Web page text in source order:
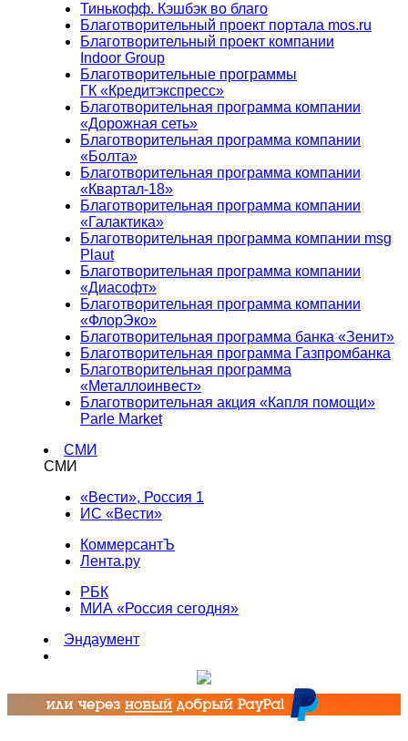
Тинькофф. Кэшбэк во благо
Благотворительный проект портала mos.ru
Благотворительный проект компании
Indoor Group
Благотворительные программы
ГК «Кредитэкспресс»
Благотворительная программа компании
«Дорожная сеть»
Благотворительная программа компании
«Болта»
Благотворительная программа компании
«Квартал-18»
Благотворительная программа компании
«Галактика»
Благотворительная программа компании msg
Plaut
Благотворительная программа компании
«Диасофт»
Благотворительная программа компании
«ФлорЭко»
Благотворительная программа банка «Зенит»
Благотворительная программа Газпромбанка
Благотворительная программа
«Металлоинвест»
Благотворительная акция «Капля помощи»
Parle Market
СМИ
СМИ
«Вести», Россия 1
ИС «Вести»
КоммерсантЪ
Лента.ру
РБК
МИА «Россия сегодня»
Эндаумент